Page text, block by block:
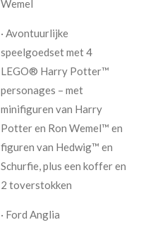
Wemel
· Avontuurlijke
speelgoedset met 4
LEGO® Harry Potter™
personages – met
minifiguren van Harry
Potter en Ron Wemel™ en
figuren van Hedwig™ en
Schurfie, plus een koffer en
2 toverstokken
· Ford Anglia